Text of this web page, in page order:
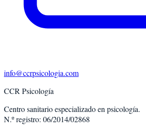
info@ccrpsicologia.com
CCR Psicología
Centro sanitario especializado en psicología.
N.º registro: 06/2014/02868